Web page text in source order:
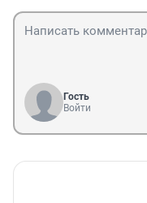
Гость
Войти